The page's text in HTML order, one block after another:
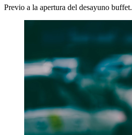
Previo a la apertura del desayuno buffet.